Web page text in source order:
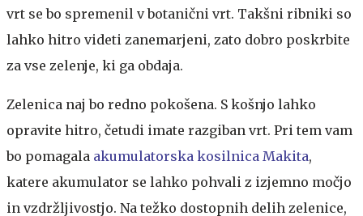
vrt se bo spremenil v botanični vrt. Takšni ribniki so
lahko hitro videti zanemarjeni, zato dobro poskrbite
za vse zelenje, ki ga obdaja.
Zelenica naj bo redno pokošena. S košnjo lahko
opravite hitro, četudi imate razgiban vrt. Pri tem vam
bo pomagala akumulatorska kosilnica Makita,
katere akumulator se lahko pohvali z izjemno močjo
in vzdržljivostjo. Na težko dostopnih delih zelenice,